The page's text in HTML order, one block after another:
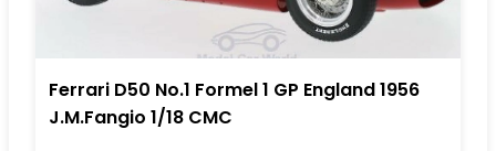
Ferrari D50 No.1 Formel 1 GP England 1956
J.M.Fangio 1/18 CMC